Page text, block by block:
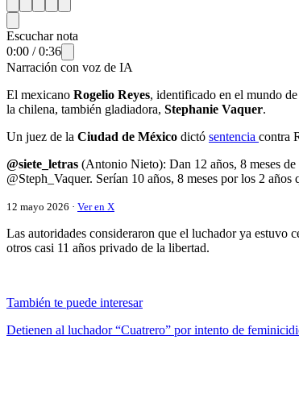
Escuchar nota
0:00 /0:36
Narración con voz de IA
El mexicano Rogelio Reyes, identificado en el mundo
la chilena, también gladiadora, Stephanie Vaquer.
Un juez de la Ciudad de México dictó sentencia contra
@siete_letras (Antonio Nieto): Dan 12 años, 8 meses
@Steph_Vaquer. Serían 10 años, 8 meses por los 2
12 mayo 2026 · Ver en X
Las autoridades consideraron que el luchador ya estuvo
otros casi 11 años privado de la libertad.
También te puede interesar
Detienen al luchador “Cuatrero” por intento de